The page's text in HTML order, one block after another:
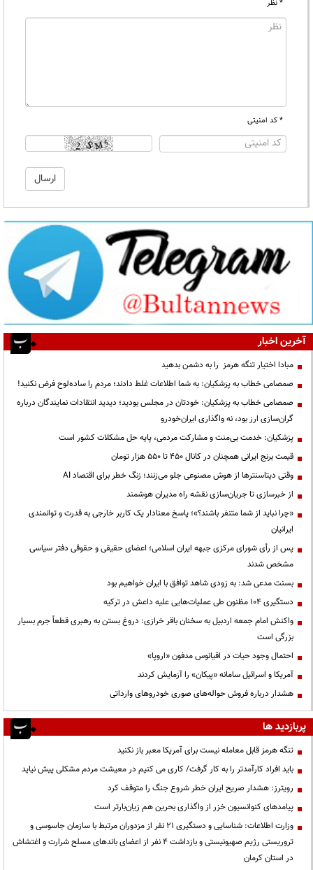
* نظر
* کد امنیتی
آخرین اخبار
مبادا اختیار تنگه هرمز را به دشمن بدهید
صمصامی خطاب به پزشکیان: به شما اطلاعات غلط دادند؛ مردم را ساده‌لوح فرض نکنید!
صمصامی خطاب به پزشکیان: خودتان در مجلس بودید؛ دیدید انتقادات نمایندگان درباره
گران‌سازی ارز بود، نه واگذاری ایران‌خودرو
پزشکیان: خدمت بی‌منت و مشارکت مردمی، پایه حل مشکلات کشور است
قیمت‌ برنج ایرانی همچنان در کانال ۴۵۰ تا ۵۵۰ هزار تومان
وقتی دیتاسنترها از هوش مصنوعی جلو می‌زنند؛ زنگ خطر برای اقتصاد AI
از خبرسازی تا جریان‌سازی نقشه راه مدیران هوشمند
«چرا نباید از شما متنفر باشند؟»؛ پاسخ معنادار یک کاربر خارجی به قدرت و توانمندی
ایرانیان
پس از رأی شورای مرکزی جبهه ایران اسلامی؛ اعضای حقیقی و حقوقی دفتر سیاسی
مشخص شدند
بسنت مدعی شد: به زودی شاهد توافق با ایران خواهیم بود
دستگیری ۱۰۴ مظنون طی عملیات‌هایی علیه داعش در ترکیه
واکنش امام جمعه اردبیل به سخنان باقر خرازی: دروغ بستن به رهبری قطعاً جرم بسیار
بزرگی است
احتمال وجود حیات در اقیانوس مدفون «اروپا»
آمریکا و اسرائیل سامانه «پیکان» را آزمایش کردند
هشدار درباره فروش حواله‌های صوری خودروهای وارداتی
پربازدید ها
تنگه هرمز قابل معامله نیست برای آمریکا معبر باز نکنید
باید افراد کارآمدتر را به کار گرفت/ کاری می کنیم در معیشت مردم مشکلی پیش نیاید
رویترز: هشدار صریح ایران خطر شروع جنگ را متوقف کرد
پیامدهای کنوانسیون خزر از واگذاری بحرین هم زیان‌بارتر است
وزارت اطلاعات: شناسایی و دستگیری ۲۱ نفر از مزدوران مرتبط با سازمان جاسوسی و
تروریستی رژیم صهیونیستی و بازداشت ۴ نفر از اعضای باندهای مسلح شرارت و اغتشاش
در استان کرمان